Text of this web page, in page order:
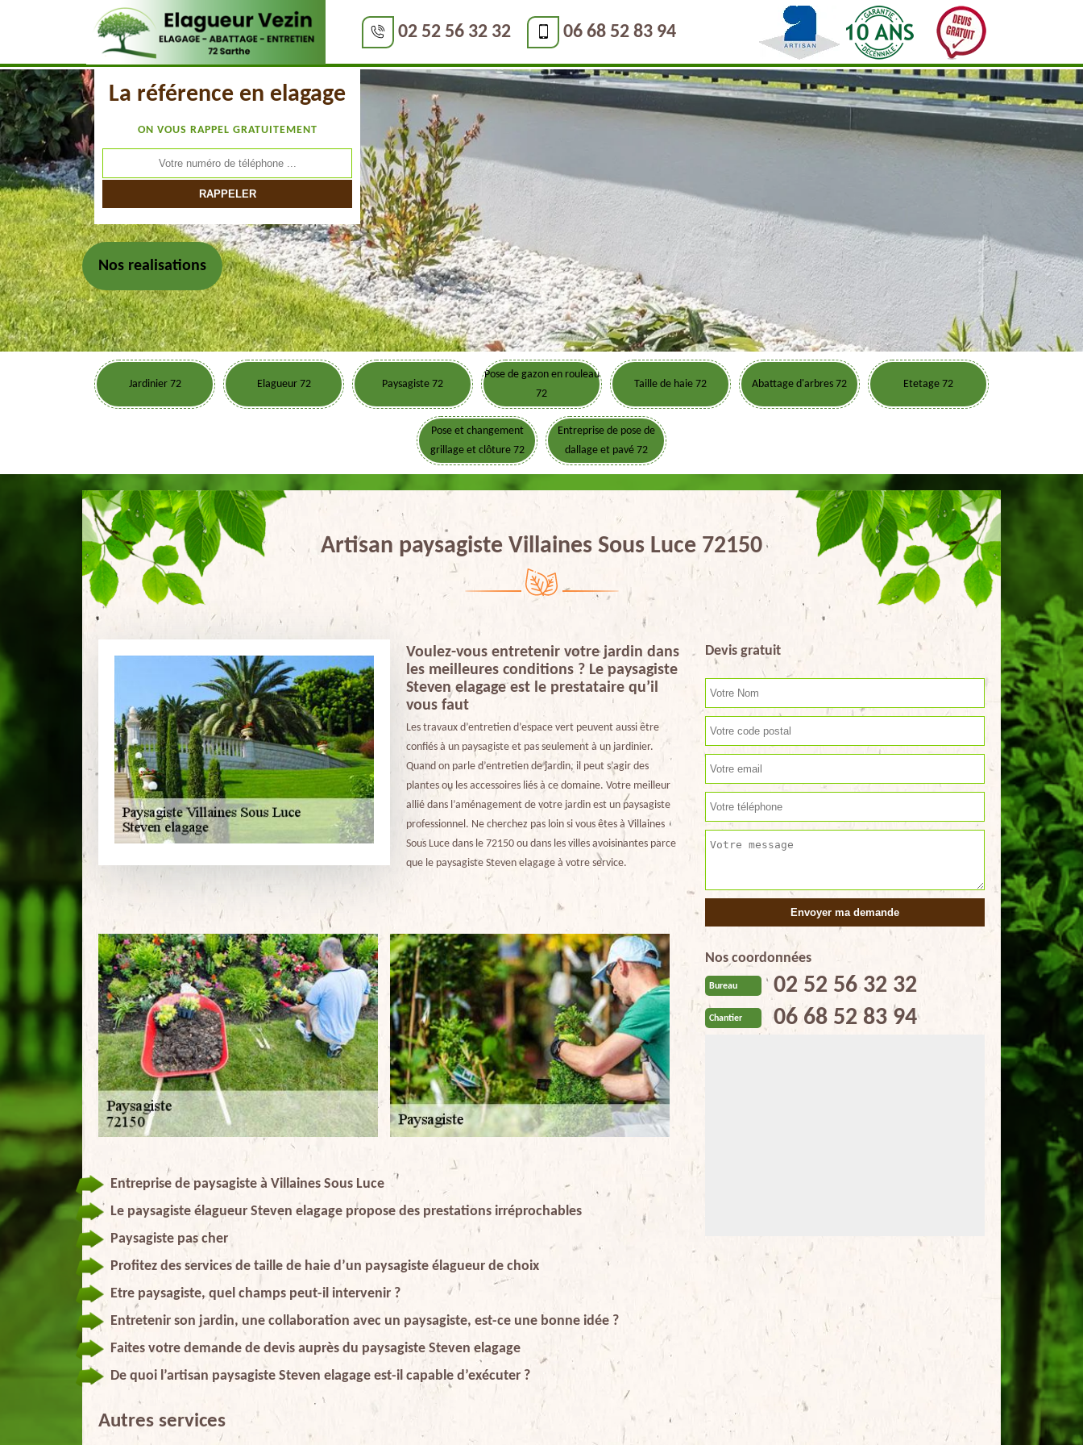
02 52 56 32 32 06 68 52 83 94
La référence en elagage
ON VOUS RAPPEL GRATUITEMENT
Nos realisations
Jardinier 72 Elagueur 72 Paysagiste 72
Pose de gazon en rouleau
72
Taille de haie 72 Abattage d'arbres 72 Etetage 72
Pose et changement
grillage et clôture 72
Entreprise de pose de
dallage et pavé 72
Artisan paysagiste Villaines Sous Luce 72150
Voulez-vous entretenir votre jardin dans
les meilleures conditions ? Le paysagiste
Steven elagage est le prestataire qu’il
vous faut
Les travaux d’entretien d’espace vert peuvent aussi être
confiés à un paysagiste et pas seulement à un jardinier.
Quand on parle d’entretien de jardin, il peut s’agir des
plantes ou les accessoires liés à ce domaine. Votre meilleur
allié dans l’aménagement de votre jardin est un paysagiste
professionnel. Ne cherchez pas loin si vous êtes à Villaines
Sous Luce dans le 72150 ou dans les villes avoisinantes parce
que le paysagiste Steven elagage à votre service.
Entreprise de paysagiste à Villaines Sous Luce
Le paysagiste élagueur Steven elagage propose des prestations irréprochables
Paysagiste pas cher
Profitez des services de taille de haie d’un paysagiste élagueur de choix
Etre paysagiste, quel champs peut-il intervenir ?
Entretenir son jardin, une collaboration avec un paysagiste, est-ce une bonne idée ?
Faites votre demande de devis auprès du paysagiste Steven elagage
De quoi l’artisan paysagiste Steven elagage est-il capable d’exécuter ?
Devis gratuit
Nos coordonnées
Bureau 02 52 56 32 32
Chantier 06 68 52 83 94
Autres services